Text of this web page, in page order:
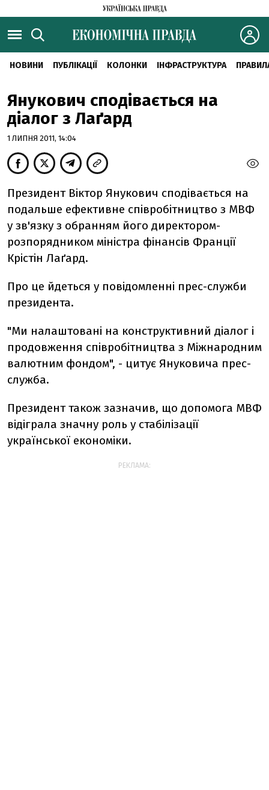
НОВИНИ ПУБЛІКАЦІЇ КОЛОНКИ ІНФРАСТРУКТУРА
Янукович сподівається на
діалог з Лаґард
1 ЛИПНЯ 2011, 14:04
Президент Віктор Янукович сподівається на
подальше ефективне співробітництво з МВФ
у зв'язку з обранням його директором-
розпорядником міністра фінансів Франції
Крістін Лаґард.
Про це йдеться у повідомленні прес-служби
президента.
"Ми налаштовані на конструктивний діалог і
продовження співробітництва з Міжнародним
валютним фондом", - цитує Януковича прес-
служба.
Президент також зазначив, що допомога МВФ
відіграла значну роль у стабілізації
української економіки.
РЕКЛАМА: